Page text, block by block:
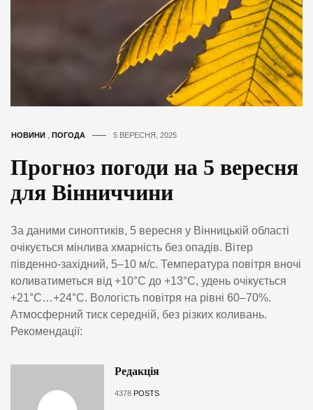
НОВИНИ ПОГОДА 5 ВЕРЕСНЯ, 2025
Прогноз погоди на 5 вересня
для Вінниччини
За даними синоптиків, 5 вересня у Вінницькій області
очікується мінлива хмарність без опадів. Вітер
південно-західний, 5–10 м/с. Температура повітря вночі
коливатиметься від +10°С до +13°С, удень очікується
+21°С…+24°С. Вологість повітря на рівні 60–70%.
Атмосферний тиск середній, без різких коливань.
Рекомендації:
Редакція
4378 POSTS